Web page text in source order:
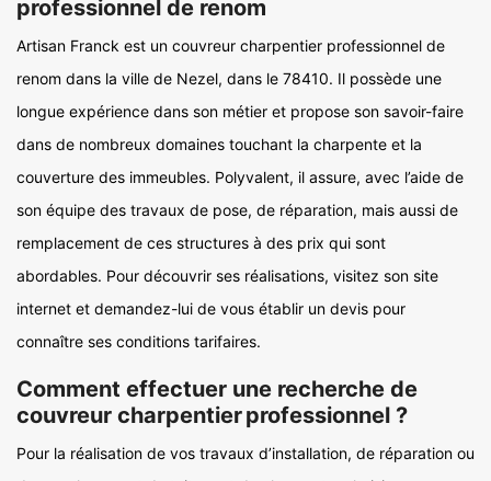
professionnel de renom
Artisan Franck est un couvreur charpentier professionnel de
renom dans la ville de Nezel, dans le 78410. Il possède une
longue expérience dans son métier et propose son savoir-faire
dans de nombreux domaines touchant la charpente et la
couverture des immeubles. Polyvalent, il assure, avec l’aide de
son équipe des travaux de pose, de réparation, mais aussi de
remplacement de ces structures à des prix qui sont
abordables. Pour découvrir ses réalisations, visitez son site
internet et demandez-lui de vous établir un devis pour
connaître ses conditions tarifaires.
Comment effectuer une recherche de
couvreur charpentier professionnel ?
Pour la réalisation de vos travaux d’installation, de réparation ou